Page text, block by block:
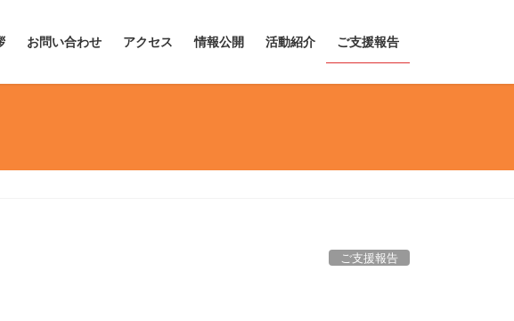
お問い合わせ アクセス 情報公開 活動紹介 ご支援報告
ご支援報告